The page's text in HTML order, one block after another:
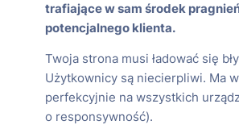
trafiające w sam środek
potencjalnego klienta.
Twoja strona musi ładować się
Użytkownicy są niecierpliwi. Ma
perfekcyjnie na wszystkich
o responsywność).